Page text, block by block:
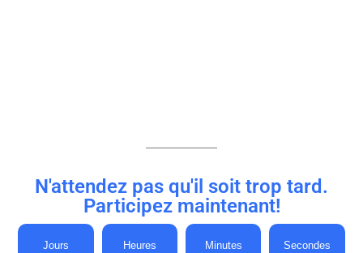
N'attendez pas qu'il soit trop tard.
Participez maintenant!
Jours Heures Minutes Secondes